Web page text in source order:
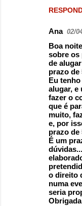
Ana 02/
Boa
sobre os
de
prazo de
Eu
alugar, e
fazer o
que é
muito,
e, por
prazo de
É um
o direito
numa
seria
Obrigada